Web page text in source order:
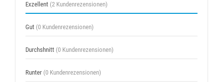
Exzellent (2 Kundenrezensionen)
Gut (0 Kundenrezensionen)
Durchshnitt (0 Kundenrezensionen)
Runter (0 Kundenrezensionen)